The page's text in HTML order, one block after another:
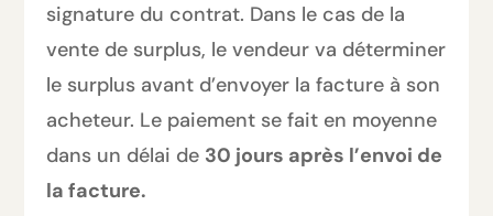
signature du contrat. Dans le cas de la
vente de surplus, le vendeur va déterminer
le surplus avant d’envoyer la facture à son
acheteur. Le paiement se fait en moyenne
dans un délai de 30 jours après l’envoi de
la facture.